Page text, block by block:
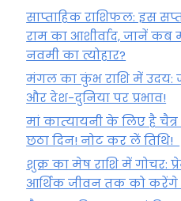
साप्ताहिक राशिफल: इस
राम का आशीर्वाद, जानें कब
नवमी का त्योहार?
मंगल का कुंभ राशि में उदय:
और देश-दुनिया पर प्रभाव!
मां कात्‍यायनी के लिए है चैत्र
छठा दिन! नोट कर लें तिथि!
शुक्र का मेष राशि में गोचर:
आर्थिक जीवन तक को करेंगे